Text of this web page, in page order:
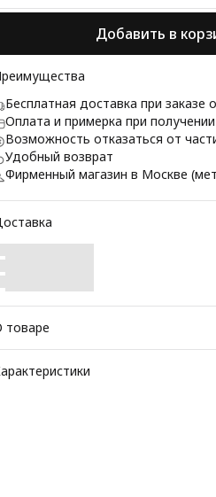
Добавить в
Бесплатная доставка при заказе
Оплата и примерка при
Возможность отказаться от
Удобный возврат
Фирменный магазин в Москве
товаре
fit (ПРИЛЕГАЮЩИЙ СИЛУЭТ),
больше. Брюки без